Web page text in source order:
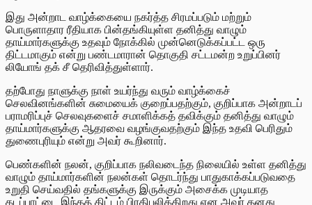
இது அன்றாட வாழ்க்கையை நகர்த்த சிரமப்படும் மற்றும்
பொருளாதார ரீதியாக பின்தங்கியுள்ள தனித்து வாழும்
தாய்மார்களுக்கு உதவும் நோக்கில் முன்னெடுக்கப்பட்ட ஒரு
திட்டமாகும் என்று பண்டமாரான் தொகுதி சட்டமன்ற உறுப்பினர்
லியோங் தக் சீ தெரிவித்துள்ளார்.
தற்போது நாளுக்கு நாள் உயர்ந்து வரும் வாழ்க்கைச்
செலவினங்களின் சுமையைக் குறைப்பதற்கும், குறிப்பாக அன்றாடப்
பராமரிப்புச் செலவுகளைச் சமாளிக்கத் தவிக்கும் தனித்து வாழும்
தாய்மார்களுக்கு ஆதரவை வழங்குவதற்கும் இந்த உதவி பெரிதும்
துணைபுரியும் என்று அவர் கூறினார்.
பெண்களின் நலன், குறிப்பாக நலிவடைந்த நிலையில் உள்ள தனித்து
வாழும் தாய்மார்களின் நலன்கள் தொடர்ந்து பாதுகாக்கப்படுவதை
உறுதி செய்வதில் தங்களுக்கு இருக்கும் அசைக்க முடியாத
கடப்பாட்டை இந்தத் திட்டம் பிரதிபலிக்கிறது என அவர் தனது